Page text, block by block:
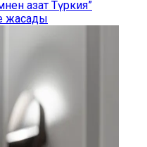
азат Түркия”
жасады